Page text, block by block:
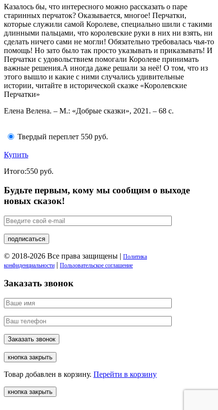
Казалось бы, что интересного можно рассказать о паре
старинных перчаток? Оказывается, многое! Перчатки,
которые служили самой Королеве, специально шили с такими
длинными пальцами, что королевские руки в них ни взять, ни
сделать ничего сами не могли! Обязательно требовалась чья-то
помощь! Но зато было так просто указывать и приказывать! И
Перчатки с удовольствием помогали Королеве принимать
важные решения.А иногда даже решали за неё! О том, что из
этого вышло и какие с ними случались удивительные
истории, читайте в исторической сказке «Королевские
Перчатки»
Елена Велена. – М.: «Добрые сказки», 2021. – 68 с.
Твердый переплет 550 руб.
Купить
Итого:550 руб.
Будьте первым, кому мы сообщим о выходе
новых сказок!
© 2018-2026 Все права защищены | Политика
конфиденциальности | Пользовательское соглашение
Заказать звонок
кнопка закрыть
Товар добавлен в корзину. Перейти в корзину
кнопка закрыть